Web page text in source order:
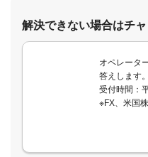
解決できない場合はチャ
オペレータ
答えします。
受付時間：
※FX、米国